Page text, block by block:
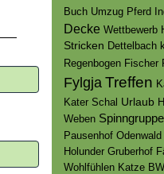
Buch Umzug Pferd
Decke Wettbewerb
Stricken Dettelbach
Regenbogen Fischer
Fylgja Treffen
Kater Schal Urlaub
Weben Spinngruppe
Pausenhof Odenwald
Holunder Gruberhof
Wohlfühlen Katze BW